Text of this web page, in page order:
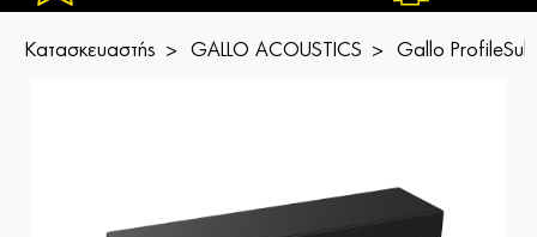
Κατασκευαστής GALLO ACOUSTICS Gallo